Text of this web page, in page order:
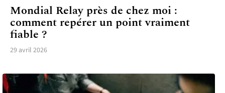
Mondial Relay près de chez moi :
comment repérer un point vraiment
fiable ?
29 avril 2026